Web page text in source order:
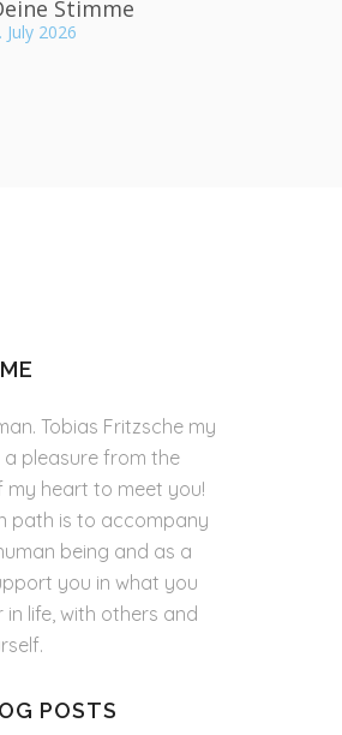
Stimme
July 2026
Tobias Fritzsche my
a pleasure from the
heart to meet you!
path is to accompany
being and as a
you in what you
in life, with others and
POSTS